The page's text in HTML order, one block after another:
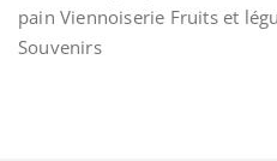
pain Viennoiserie Fruits et
Souvenirs